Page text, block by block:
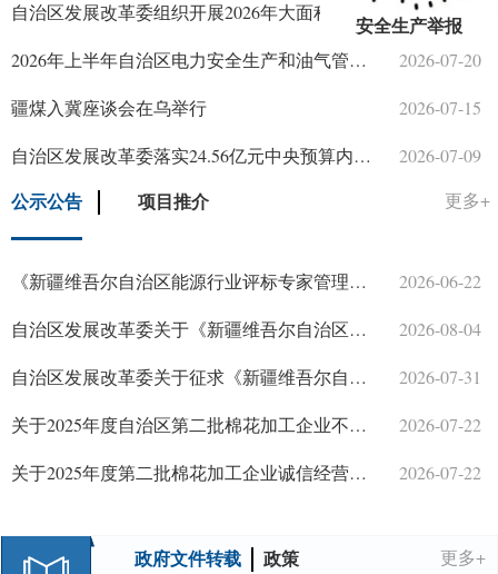
自治区发展改革委组织开展2026年大面积停电事件综合应急演练 2026-07-30
2026年上半年自治区电力安全生产和油气管道保护电视电话会议暨电力安全生产专业委员会工作会议召开 2026-07-20
疆煤入冀座谈会在乌举行 2026-07-15
自治区发展改革委落实24.56亿元中央预算内投资全力推进城市更新提质增效 2026-07-09
公示公告 项目推介 更多+
自治区发展改革委关于征求《新疆维吾尔自治区综合评标专家和评标专家库管理办法实施细则（征求意见稿）》意见建议的公告 2026-07-31
关于2025年度自治区第二批棉花加工企业不良行为的公示 2026-07-22
2026-07-22
自治区发展改革委关于组织申报2026年自治区工程研究中心的通知 2026-07-20
2026-07-07
政府文件转载 政策 更多+
安全生产举报